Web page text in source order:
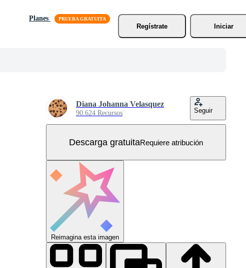
Planes
Regístrate
Iniciar
Diana Johanna Velasquez
90.624 Recursos Seguir
Descarga gratuitaRequiere atribución
Reimagina esta imagen